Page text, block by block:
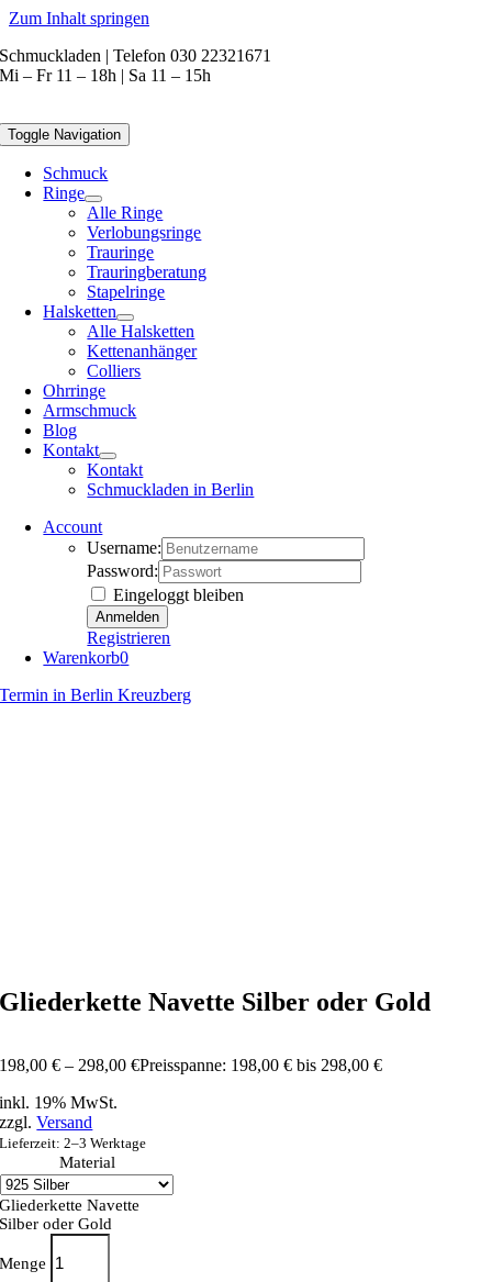
Zum Inhalt springen
Schmuckladen | Telefon 030 22321671
Mi – Fr 11 – 18h | Sa 11 – 15h
Toggle Navigation
Schmuck
Ringe
Alle Ringe
Verlobungsringe
Trauringe
Trauringberatung
Stapelringe
Halsketten
Alle Halsketten
Kettenanhänger
Colliers
Ohrringe
Armschmuck
Blog
Kontakt
Kontakt
Schmuckladen in Berlin
Account
Username:
Password:
Eingeloggt bleiben
Registrieren
Warenkorb0
Termin in Berlin Kreuzberg
Gliederkette Navette Silber oder Gold
198,00€ – 298,00€Preisspanne: 198,00 € bis 298,00 €
inkl. 19% MwSt.
zzgl.Versand
Lieferzeit: 2–3 Werktage
Material
Gliederkette Navette
Silber oder Gold
Menge